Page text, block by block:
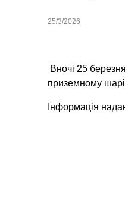
25/3/2026
Вночі 25
приземному
Інформація